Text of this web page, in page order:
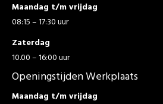
Maandag t/m vrijdag
08:15 – 17:30 uur
Zaterdag
10.00 – 16:00 uur
Openingstijden Werkplaats
Maandag t/m vrijdag